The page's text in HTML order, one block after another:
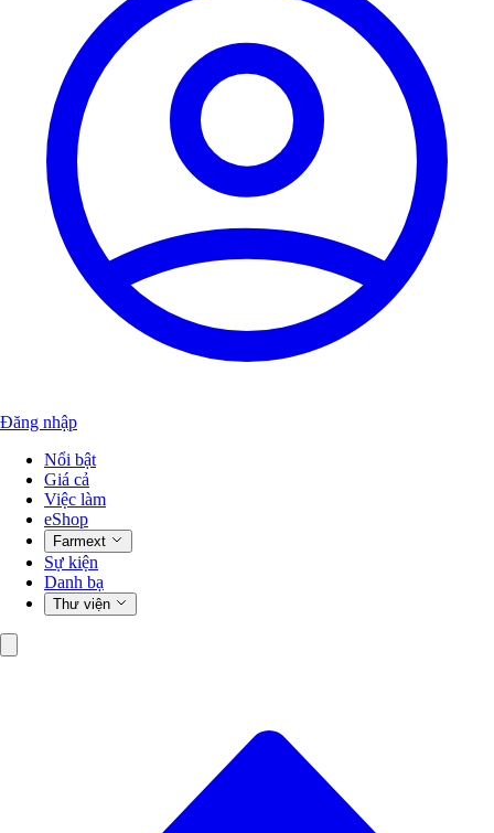
Đăng nhập
Nổi bật
Giá cả
Việc làm
eShop
Farmext
Sự kiện
Danh bạ
Thư viện